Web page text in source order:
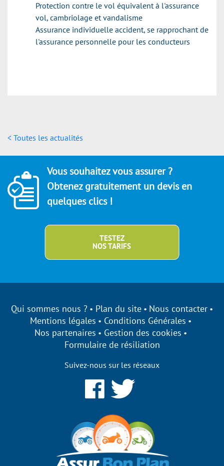
utilisons des cookies qui nous permettent d’établir des
d’améliorer nos performances et de personnaliser votre
vous de bénéficier des fonctionnalités de notre site ?
Protection contre le vol équivalent à l'assurance
vol, cambriolage et vandalisme
Assurance individuelle accident, se rapprochant de
l'assurance personnelle pour les conducteurs
< Toutes les actualités
Vous souhaitez vous assurer ?
Obtenez gratuitement un devis en
quelques clics !
TESTEZ
NOS TARIFS
Qui sommes nous ? Plan du site
Nous contacter
Mentions légales
Conditions Générales
Nos partenaires
Gestion des cookies
Formulaire de résiliation
Suivez-nous sur les réseaux